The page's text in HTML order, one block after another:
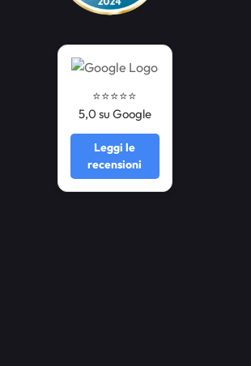
⭐️⭐️⭐️⭐️⭐️
5,0 su Google
Leggi le
recensioni